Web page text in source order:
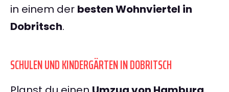
in einem der besten Wohnviertel in
Dobritsch.
SCHULEN UND KINDERGÄRTEN IN DOBRITSCH